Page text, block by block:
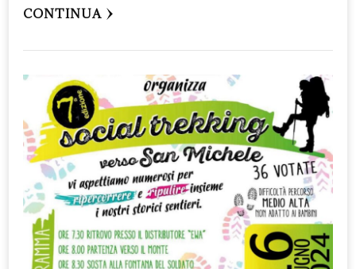
CONTINUA